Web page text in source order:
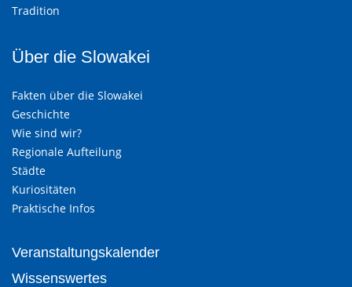
Tradition
Über die Slowakei
Fakten über die Slowakei
Geschichte
Wie sind wir?
Regionale Aufteilung
Städte
Kuriositäten
Praktische Infos
Veranstaltungskalender
Wissenswertes